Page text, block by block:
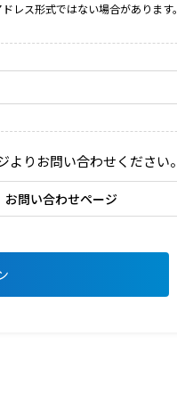
レス形式ではない場合があります。
りお問い合わせください。
お問い合わせページ